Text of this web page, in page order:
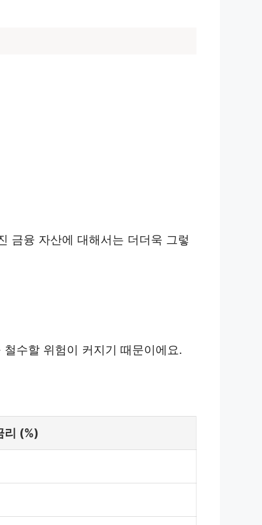
금융 자산에 대해서는 더더욱 그렇
수할 위험이 커지기 때문이에요.
리 (%)